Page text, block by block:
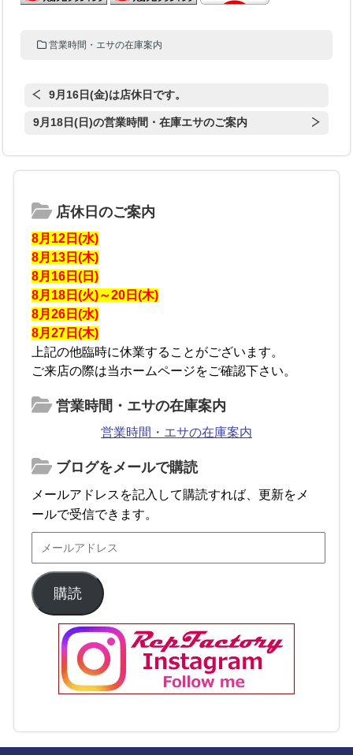
営業時間・エサの在庫案内
9月16日(金)は店休日です。
9月18日(日)の営業時間・在庫エサのご案内
店休日のご案内
8月12日(水)
8月13日(木)
8月16日(日)
8月18日(火)～20日(木)
8月26日(水)
8月27日(木)
上記の他臨時に休業することがございます。
ご来店の際は当ホームページをご確認下さい。
営業時間・エサの在庫案内
営業時間・エサの在庫案内
ブログをメールで購読
メールアドレスを記入して購読すれば、更新をメ
ールで受信できます。
購読